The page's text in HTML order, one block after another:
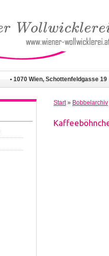
• 1070 Wien, Schottenfeldgasse 19
Start» Bobbelarchiv